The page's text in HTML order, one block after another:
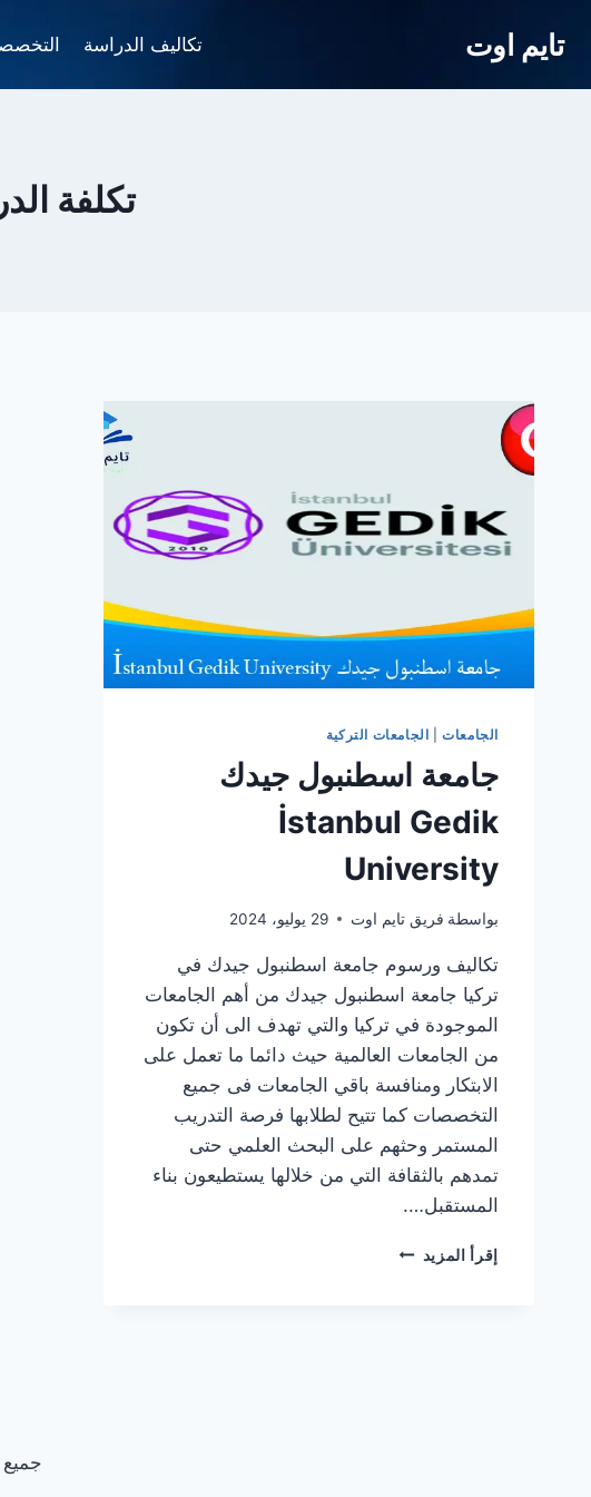
تايم اوت تكاليف الدراسة
تكلفة
الجامعات| الجامعات التركية
جامعة اسطنبول جيدك
İstanbul Gedik
University
بواسطة فريق تايم اوت 29 يوليو، 2024
تكاليف ورسوم جامعة اسطنبول جيدك في
تركيا جامعة اسطنبول جيدك من أهم الجامعات
الموجودة في تركيا والتي تهدف الى أن تكون
من الجامعات العالمية حيث دائما ما تعمل على
الابتكار ومنافسة باقي الجامعات فى جميع
التخصصات كما تتيح لطلابها فرصة التدريب
المستمر وحثهم على البحث العلمي حتى
تمدهم بالثقافة التي من خلالها يستطيعون بناء
المستقبل….
إقرأ المزيد جامعة
جميع